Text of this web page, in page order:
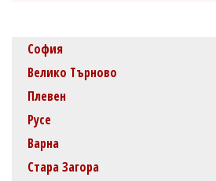
София
Велико Търново
Плевен
Русе
Варна
Стара Загора